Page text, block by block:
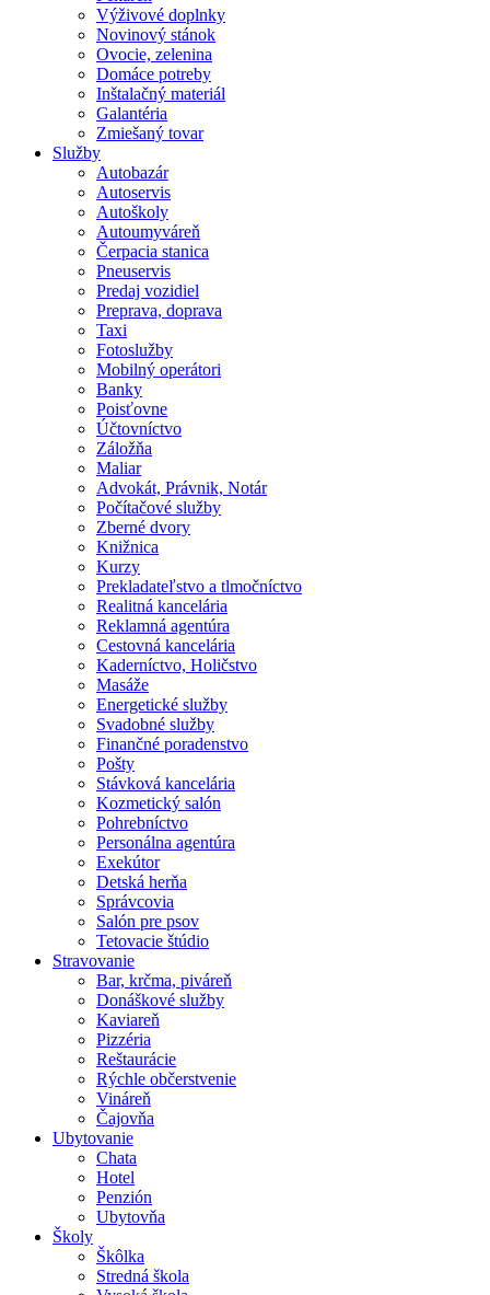
Výživové doplnky
Novinový stánok
Ovocie, zelenina
Domáce potreby
Inštalačný materiál
Galantéria
Zmiešaný tovar
Služby
Autobazár
Autoservis
Autoškoly
Autoumyváreň
Čerpacia stanica
Pneuservis
Predaj vozidiel
Preprava, doprava
Taxi
Fotoslužby
Mobilný operátori
Banky
Poisťovne
Účtovníctvo
Záložňa
Maliar
Advokát, Právnik, Notár
Počítačové služby
Zberné dvory
Knižnica
Kurzy
Prekladateľstvo a tlmočníctvo
Realitná kancelária
Reklamná agentúra
Cestovná kancelária
Kaderníctvo, Holičstvo
Masáže
Energetické služby
Svadobné služby
Finančné poradenstvo
Pošty
Stávková kancelária
Kozmetický salón
Pohrebníctvo
Personálna agentúra
Exekútor
Detská herňa
Správcovia
Salón pre psov
Tetovacie štúdio
Stravovanie
Bar, krčma, piváreň
Donáškové služby
Kaviareň
Pizzéria
Reštaurácie
Rýchle občerstvenie
Vináreň
Čajovňa
Ubytovanie
Chata
Hotel
Penzión
Ubytovňa
Školy
Škôlka
Stredná škola